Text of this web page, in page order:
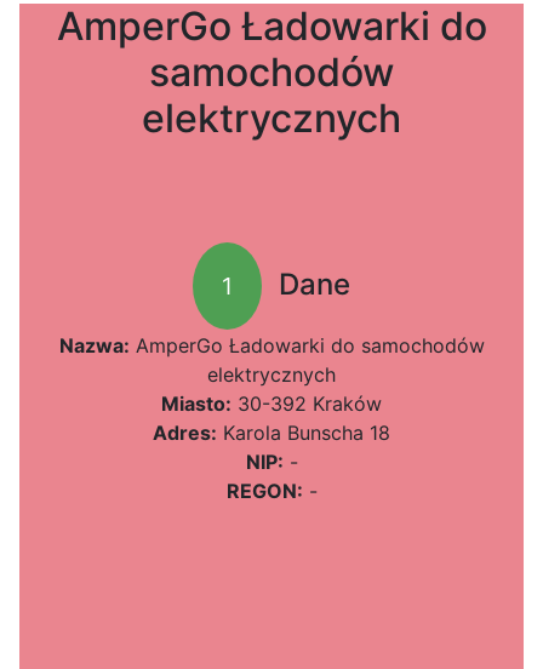
AmperGo Ładowarki do
samochodów
elektrycznych
1 Dane
Nazwa: AmperGo Ładowarki do samochodów
elektrycznych
Miasto: 30-392 Kraków
Adres: Karola Bunscha 18
NIP: -
REGON: -